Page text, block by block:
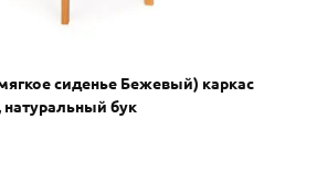
сиденье Бежевый) каркас
натуральный бук